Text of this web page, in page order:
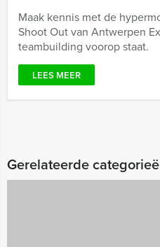
Maak kennis met de
Shoot Out van Antwerpen
teambuilding voorop staat.
LEES MEER
Gerelateerde